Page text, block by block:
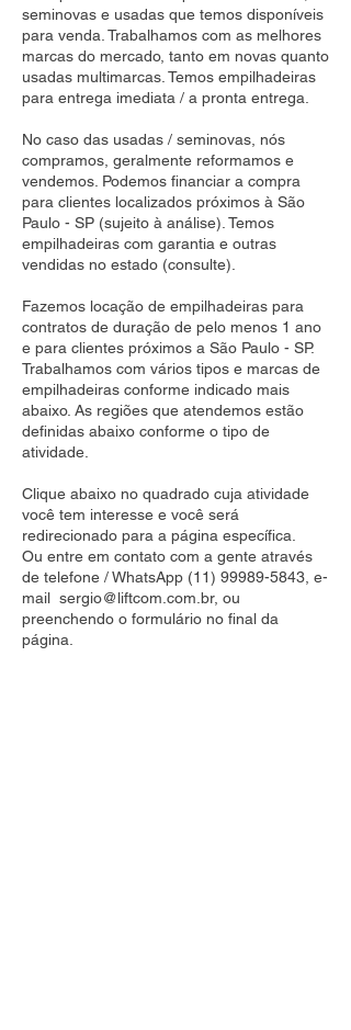
seminovas e usadas que temos disponíveis
para venda. Trabalhamos com as melhores
marcas do mercado, tanto em novas quanto
usadas multimarcas. Temos empilhadeiras
para entrega imediata / a pronta entrega.
No caso das usadas / seminovas, nós
compramos, geralmente reformamos e
vendemos. Podemos financiar a compra
para clientes localizados próximos à São
Paulo - SP (sujeito à análise). Temos
empilhadeiras com garantia e outras
vendidas no estado (consulte).
Fazemos locação de empilhadeiras para
contratos de duração de pelo menos 1 ano
e para clientes próximos a São Paulo - SP.
Trabalhamos com vários tipos e marcas de
empilhadeiras conforme indicado mais
abaixo. As regiões que atendemos estão
definidas abaixo conforme o tipo de
atividade.
Clique abaixo no quadrado cuja atividade
você tem interesse e você será
redirecionado para a página específica.
Ou entre em contato com a gente através
de telefone / WhatsApp (11) 99989-5843 , e-
mail sergio@liftcom.com.br, ou
preenchendo o formulário no final da
página.